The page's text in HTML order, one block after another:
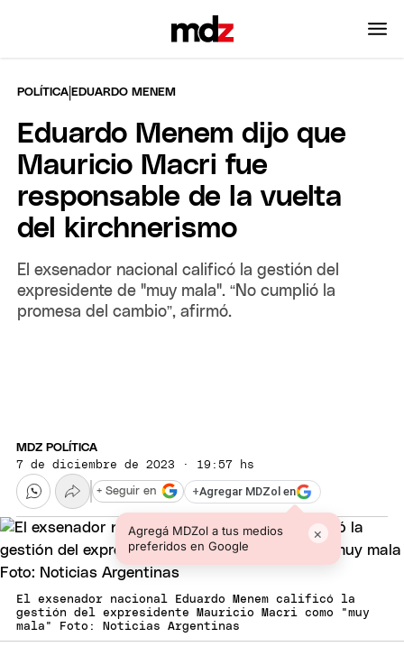
POLÍTICA |EDUARDO MENEM
Eduardo Menem dijo que
Mauricio Macri fue
responsable de la vuelta
del kirchnerismo
El exsenador nacional calificó la gestión del
expresidente de "muy mala". “No cumplió la
promesa del cambio”, afirmó.
MDZ POLÍTICA
7 de diciembre de 2023 · 19:57 hs
+Agregar MDZol en
Agregá MDZol a tus medios
preferidos en Google
×
+ Seguir en
El exsenador nacional Eduardo Menem calificó la
gestión del expresidente Mauricio Macri como "muy
mala" Foto: Noticias Argentinas